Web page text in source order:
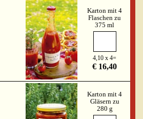
Karton mit 4
Flaschen zu
375 ml
4,10 x 4=
€ 16,40
Karton mit 4
Gläsern zu
280 g